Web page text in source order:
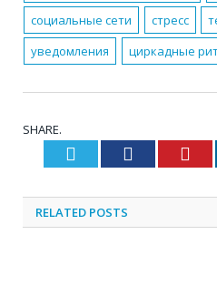
социальные сети
стресс
уведомления
циркадные
SHARE.
Twitter Facebook
RELATED POSTS